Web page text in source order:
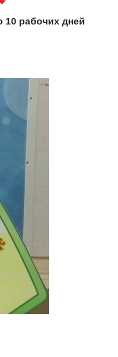
10 рабочих дней